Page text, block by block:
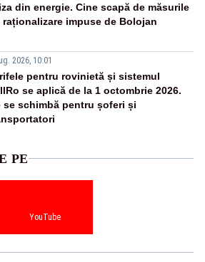
din energie. Cine scapă de măsurile
raționalizare impuse de Bolojan
2026, 10:01
pentru rovinietă și sistemul
se aplică de la 1 octombrie 2026.
se schimbă pentru șoferi și
PE
YouTube